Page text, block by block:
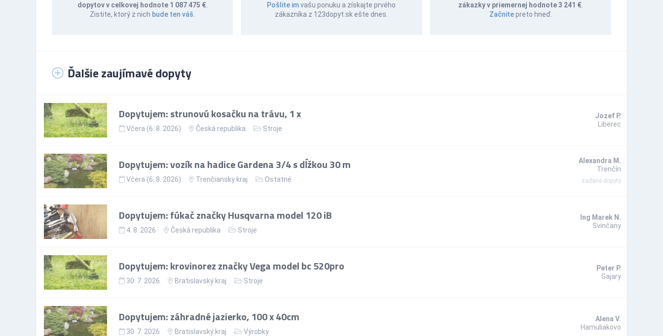
dopytov v celkovej hodnote 1 087 475 €.
Zistite, ktorý z nich bude ten váš
Pošlite imvašu ponuku a získajte prvého
zákazníka z 123dopyt.sk ešte dnes.
zákazky v priemernej hodnote 3 241 €.
Začnitepreto hneď.
Ďalšie zaujímavé dopyty
Dopytujem: strunovú kosačku na trávu, 1 x
Včera (6. 8. 2026) Česká republika Stroje
Jozef P.
Liberec
Dopytujem: vozík na hadice Gardena 3/4 s dĺžkou 30 m
Včera (6. 8. 2026) Trenčiansky kraj Ostatné
Alexandra M.
Trenčín
zadané dopyty
Dopytujem: fúkač značky Husqvarna model 120 iB
4. 8. 2026 Česká republika Stroje
Ing Marek N.
Svinčany
Dopytujem: krovinorez značky Vega model bc 520pro
30. 7. 2026 Bratislavský kraj Stroje
Peter P.
Gajary
Dopytujem: záhradné jazierko, 100 x 40cm
30. 7. 2026 Bratislavský kraj Výrobky
Alena V.
Hamuliakovo